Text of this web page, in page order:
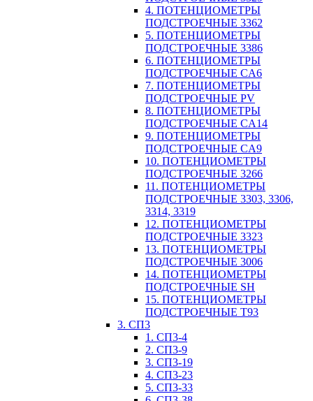
4. ПОТЕНЦИОМЕТРЫ
ПОДСТРОЕЧНЫЕ 3362
5. ПОТЕНЦИОМЕТРЫ
ПОДСТРОЕЧНЫЕ 3386
6. ПОТЕНЦИОМЕТРЫ
ПОДСТРОЕЧНЫЕ CA6
7. ПОТЕНЦИОМЕТРЫ
ПОДСТРОЕЧНЫЕ PV
8. ПОТЕНЦИОМЕТРЫ
ПОДСТРОЕЧНЫЕ CA14
9. ПОТЕНЦИОМЕТРЫ
ПОДСТРОЕЧНЫЕ CA9
10. ПОТЕНЦИОМЕТРЫ
ПОДСТРОЕЧНЫЕ 3266
11. ПОТЕНЦИОМЕТРЫ
ПОДСТРОЕЧНЫЕ 3303, 3306,
3314, 3319
12. ПОТЕНЦИОМЕТРЫ
ПОДСТРОЕЧНЫЕ 3323
13. ПОТЕНЦИОМЕТРЫ
ПОДСТРОЕЧНЫЕ 3006
14. ПОТЕНЦИОМЕТРЫ
ПОДСТРОЕЧНЫЕ SH
15. ПОТЕНЦИОМЕТРЫ
ПОДСТРОЕЧНЫЕ Т93
3. СП3
1. СП3-4
2. СП3-9
3. СП3-19
4. СП3-23
5. СП3-33